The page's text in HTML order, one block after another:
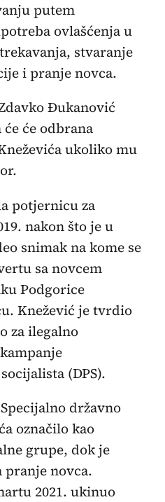
putem
ovlašćenja u
stvaranje
i pranje novca.
Đukanović
će odbrana
ukoliko mu
potjernicu za
nakon što je u
snimak na kome se
sa novcem
Podgorice
Knežević je tvrdio
za ilegalno
(DPS).
državno
označilo kao
grupe, dok je
pranje novca.
2021. ukinuo